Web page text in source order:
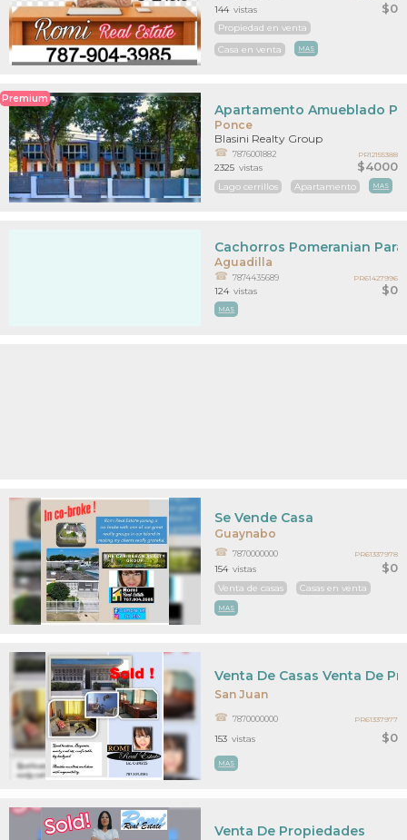
$0
Propiedad en venta
Casa en venta
MAS
144 vistas
Premium
Ponce
$4000
Apartamento Amueblado
Blasini Realty Group
7876001882
Lago cerrillos Apartamento MAS
2325 vistas
PR12155388
Aguadilla
$0
Cachorros Pomeranian
7874435689
MAS
124 vistas
PR61427996
Guaynabo
$0
Se Vende Casa
7870000000
Venta de casas Casas en venta
MAS
154 vistas
PR61337978
San Juan
$0
Venta De Casas Venta De
7870000000
MAS
153 vistas
PR61337977
Venta De Propiedades